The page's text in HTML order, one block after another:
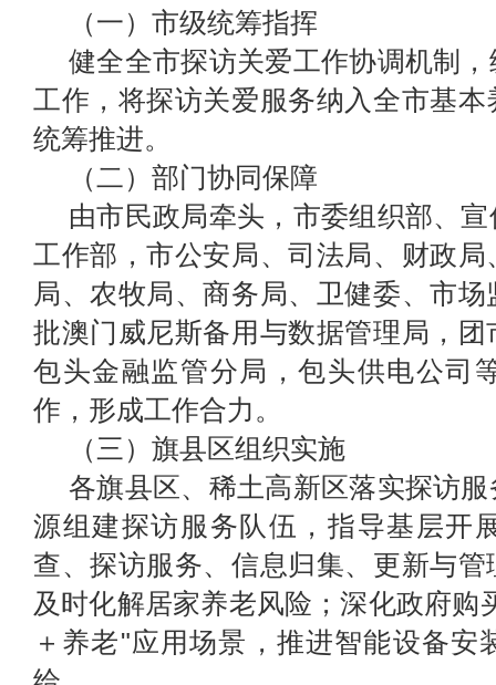
（一）市级统筹指挥
健全全市探访关爱工作协调机制
工作，将探访关爱服务纳入全市基
统筹推进。
（二）部门协同保障
由市民政局牵头，市委组织部、宣
工作部 ，市公安局、司法局、财政
局、农牧局、商务局、卫健委、市
批澳门威尼斯备用与数据管理 局 ，
包头金融监管分局 ，包头供电公司
作，形成工作合力。
（三）旗县区组织实施
各旗县区、稀土高新区落实探访
源组建探访服务队伍，指导基层开
查、探访服务、信息归集、更新与
及时化解居家养老风险；深化政府购
＋养老"应用场景，推进智能设备安